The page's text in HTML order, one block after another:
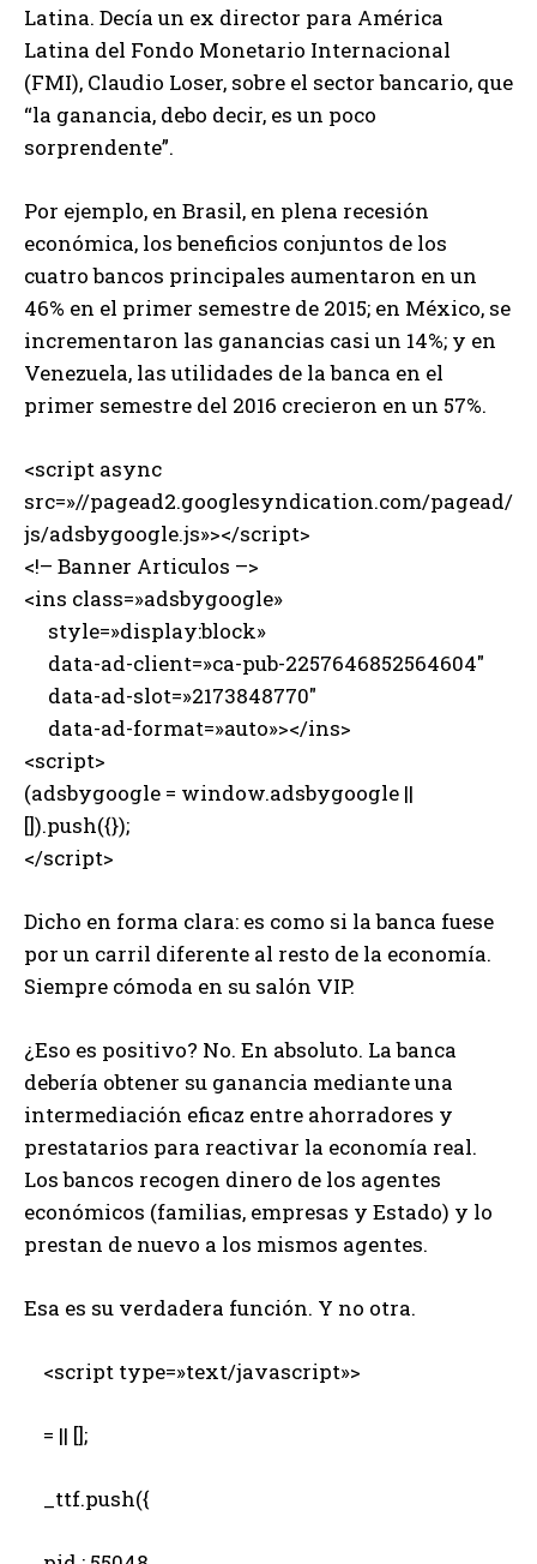
Latina. Decía un ex director para América
Latina del Fondo Monetario Internacional
(FMI), Claudio Loser, sobre el sector bancario, que
“la ganancia, debo decir, es un poco
sorprendente”.
Por ejemplo, en Brasil, en plena recesión
económica, los beneficios conjuntos de los
cuatro bancos principales aumentaron en un
46% en el primer semestre de 2015; en México, se
incrementaron las ganancias casi un 14%; y en
Venezuela, las utilidades de la banca en el
primer semestre del 2016 crecieron en un 57%.
<script async
src=»//pagead2.googlesyndication.com/pagead/
js/adsbygoogle.js»></script>
<!– Banner Articulos –>
<ins class=»adsbygoogle»
style=»display:block»
data-ad-client=»ca-pub-2257646852564604″
data-ad-slot=»2173848770″
data-ad-format=»auto»></ins>
<script>
(adsbygoogle = window.adsbygoogle ||
[]).push({});
</script>
Dicho en forma clara: es como si la banca fuese
por un carril diferente al resto de la economía.
Siempre cómoda en su salón VIP.
¿Eso es positivo? No. En absoluto. La banca
debería obtener su ganancia mediante una
intermediación eficaz entre ahorradores y
prestatarios para reactivar la economía real.
Los bancos recogen dinero de los agentes
económicos (familias, empresas y Estado) y lo
prestan de nuevo a los mismos agentes.
Esa es su verdadera función. Y no otra.
<script type=»text/javascript»>
= || [];
_ttf.push({